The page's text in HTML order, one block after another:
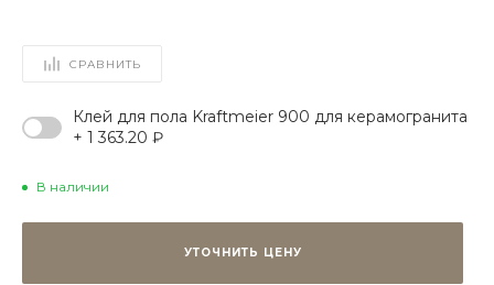
СРАВНИТЬ
Клей для пола Kraftmeier 900 для керамогранита
+ 1 363.20 ₽
В наличии
УТОЧНИТЬ ЦЕНУ